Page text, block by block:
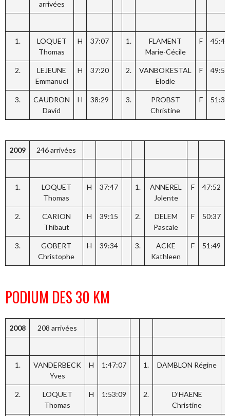
arrivées
1.
LOQUET
Thomas
H 37:07 1.
FLAMENT
Marie-Cécile
F 45:45
2.
LEJEUNE
Emmanuel
H 37:20 2.
VANBOKESTAL
Elodie
F 49:52
3.
CAUDRON
David
H 38:29 3.
PROBST
Christine
F 51:31
2009 246 arrivées
1.
LOQUET
Thomas
H 37:47 1.
ANNEREL
Jolente
F 47:52
2.
CARION
Thibaut
H 39:15 2.
DELEM
Pascale
F 50:37
3.
GOBERT
Christophe
H 39:34 3.
ACKE
Kathleen
F 51:49
PODIUM DES 30 KM
2008 208 arrivées
1.
VANDERBECK
Yves
H 1:47:07 1. DAMBLON Régine
2.
LOQUET
Thomas
H 1:53:09 2.
D’HAENE
Christine